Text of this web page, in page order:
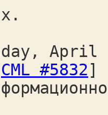
April
CML #5832]